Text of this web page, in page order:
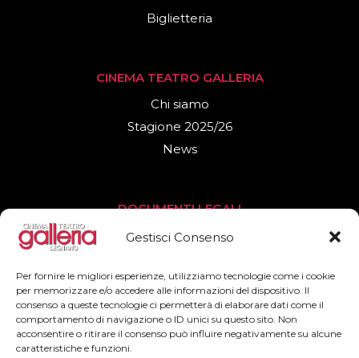
Gestisci Consenso
Per fornire le migliori esperienze, utilizziamo tecnologie come i cookie
per memorizzare e/o accedere alle informazioni del dispositivo. Il
consenso a queste tecnologie ci permetterà di elaborare dati come il
comportamento di navigazione o ID unici su questo sito. Non
acconsentire o ritirare il consenso può influire negativamente su alcune
caratteristiche e funzioni.
Biglietteria
CINEMA TEATRO GALLERIA
Chi siamo
Stagione 2025/26
News
DOCUMENTI LEGALI
Privacy Policy
SEGUICI
Facebook